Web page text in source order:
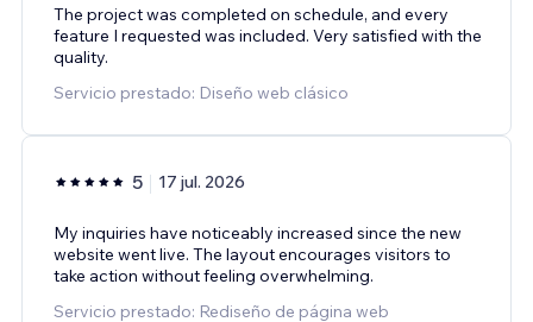
The project was completed on schedule, and every
feature I requested was included. Very satisfied with the
quality.
Servicio prestado: Diseño web clásico
5 17 jul. 2026
My inquiries have noticeably increased since the new
website went live. The layout encourages visitors to
take action without feeling overwhelming.
Servicio prestado: Rediseño de página web